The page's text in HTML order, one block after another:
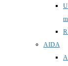
AIDA